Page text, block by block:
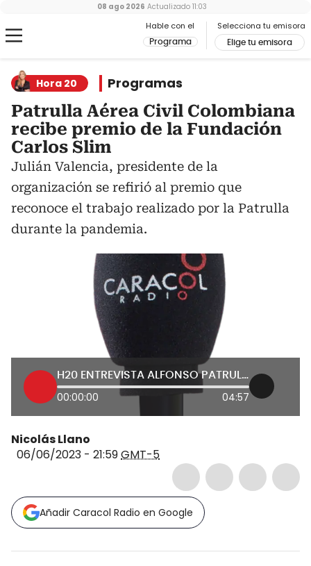
Hable con el
Programa
Selecciona tu emisora
Elige tu emisora
08 ago 2026 Actualizado 11:03
Hora 20 Programas
Patrulla Aérea Civil Colombiana
recibe premio de la Fundación
Carlos Slim
Julián Valencia, presidente de la
organización se refirió al premio que
reconoce el trabajo realizado por la Patrulla
durante la pandemia.
H20 ENTREVISTA ALFONSO PATRULLA JUN 06
00:00:00 04:57
Nicolás Llano
06/06/2023 - 21:59GMT-5
Añadir Caracol Radio en Google